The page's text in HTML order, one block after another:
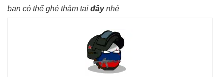
bạn có thể ghé thăm tại đâynhé